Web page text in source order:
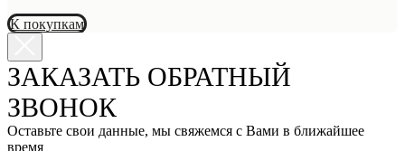
К покупкам
ЗАКАЗАТЬ ОБРАТНЫЙ
ЗВОНОК
Оставьте свои данные, мы свяжемся с Вами в ближайшее
время